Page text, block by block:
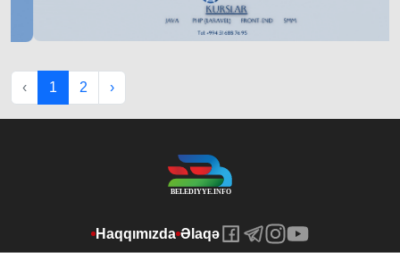
‹ 1 2 ›
Haqqımızda Əlaqə